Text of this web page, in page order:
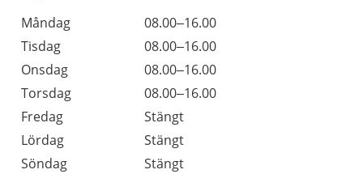
Dag
Öppettider
Kommentarer
Måndag
08.00–16.00
Tisdag
08.00–16.00
Onsdag
08.00–16.00
Torsdag
08.00–16.00
Fredag
Stängt
Lördag
Stängt
Söndag
Stängt